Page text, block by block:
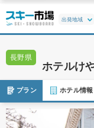
長野県
ホテルけ
プラン ホテル情報